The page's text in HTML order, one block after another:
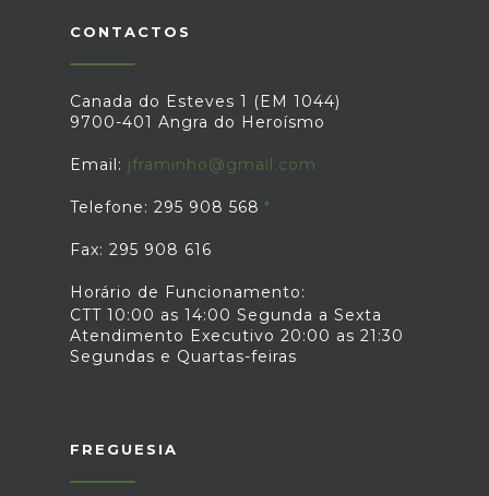
CONTACTOS
Canada do Esteves 1 (EM 1044)
9700-401 Angra do Heroísmo
Email: jframinho@gmail.com
Telefone: 295 908 568
Fax: 295 908 616
Horário de Funcionamento:
CTT 10:00 as 14:00 Segunda a Sexta
Atendimento Executivo 20:00 as 21:30
Segundas e Quartas-feiras
FREGUESIA